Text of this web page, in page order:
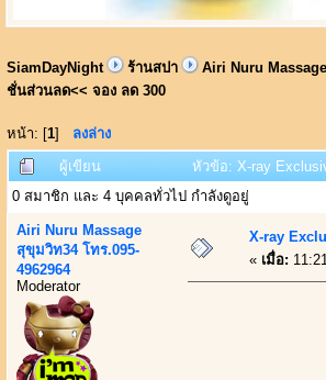
SiamDayNight ร้านสปา
Airi Nuru
ชั่นส่วนลด<< จอง ลด 300
หน้า: [1] ลงล่าง
ผู้เขียน
หัวข้อ: X-ray
0 สมาชิก และ 4 บุคคลทั่วไป กำลังดูอยู่
Airi Nuru Massage
สุขุมวิท34 โทร.095-
4962964
Moderator
X-ray
« เมื่อ: